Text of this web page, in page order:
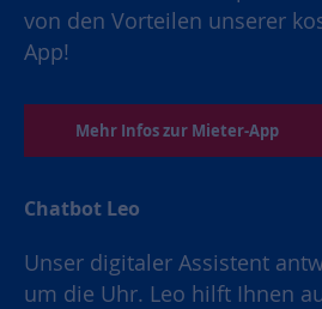
von den Vorteilen unserer
App!
Mehr Infos zur Mieter-App
Chatbot Leo
Unser digitaler Assistent
um die Uhr. Leo hilft Ihnen